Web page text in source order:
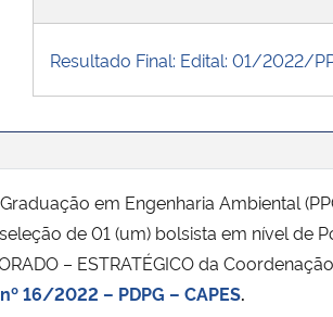
Resultado Final: Edital: 01/2022/
em Engenharia Ambiental
de 01 (um) bolsista em nível de
– ESTRATÉGICO da
16/2022 – PDPG – CAPES.